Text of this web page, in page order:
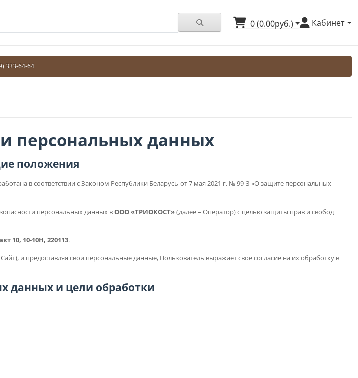
0 (0.00руб.) Кабинет
333-64-64
персональных данных
положения
в соответствии с Законом Республики Беларусь от 7 мая 2021 г. № 99-З «О защите персональных
персональных данных вООО «ТРИОКОСТ»(далее – Оператор) с целью защиты прав и свобод
10, 10-10Н, 220113.
и предоставляя свои персональные данные, Пользователь выражает свое согласие на их обработку в
данных и цели обработки